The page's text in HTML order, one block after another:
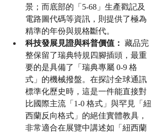
景；而底部的「5-68」生產戳記及
電路圖代碼等資訊，則提供了極為
精準的年份與規格斷代。
科技發展見證與科普價值： 藏品完
整保留了瑞典特規四腳插頭，最重
要的是具備了「瑞典專屬 0-9 格
式」的機械撥盤。在探討全球通訊
標準化歷史時，這是一件能直接對
比國際主流「1-0 格式」與罕見「紐
西蘭反向格式」的絕佳實體教具，
非常適合在展覽中講述如「紐西蘭